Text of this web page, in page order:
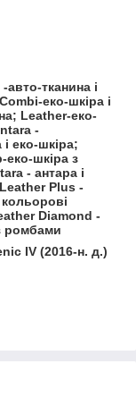
авто-тканина і
еко-шкіра і
Leather-еко-
-
еко-шкіра;
еко-шкіра з
- антара і
Plus -
кольорові
Diamond -
ромбами
IV (2016-н. д.)